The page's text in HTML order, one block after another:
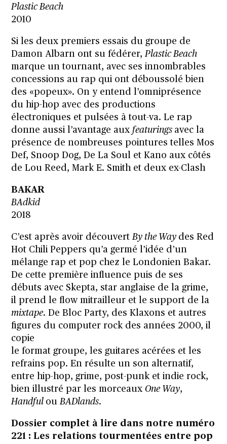
Plastic Beach
2010
Si les deux premiers essais du groupe de
Damon Albarn ont su fédérer,Plastic Beach
marque un tournant, avec ses innombrables
concessions au rap qui ont déboussolé bien
des «popeux». On y entend l’omniprésence
du hip-hop avec des productions
électroniques et pulsées à tout-va. Le rap
donne aussi l’avantage auxfeaturings avec la
présence de nombreuses pointures telles Mos
Def, Snoop Dog, De La Soul et Kano aux côtés
de Lou Reed, Mark E. Smith et deux ex-Clash
BAKAR
BAdkid
2018
C’est après avoir découvertBy the Way des Red
Hot Chili Peppers qu’a germé l’idée d’un
mélange rap et pop chez le Londonien Bakar.
De cette première influence puis de ses
débuts avec Skepta, star anglaise de la grime,
il prend le flow mitrailleur et le support de la
mixtape. De Bloc Party, des Klaxons et autres
figures du computer rock des années 2000, il
copie
le format groupe, les guitares acérées et les
refrains pop. En résulte un son alternatif,
entre hip-hop, grime, post-punk et indie rock,
bien illustré par les morceauxOne Way,
Handful ouBADlands.
Dossier complet à lire dans notre numéro
221 : Les relations tourmentées entre pop